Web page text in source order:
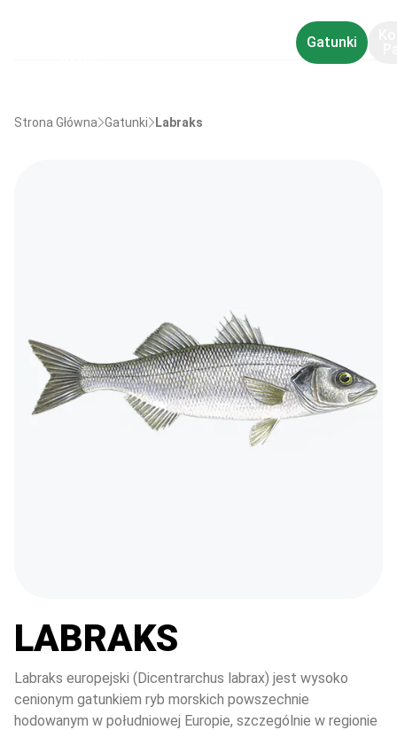
Gatunki
Strona Główna Gatunki Labraks
LABRAKS
Labraks europejski (Dicentrarchus labrax) jest wysoko
cenionym gatunkiem ryb morskich powszechnie
hodowanym w południowej Europie, szczególnie w regionie